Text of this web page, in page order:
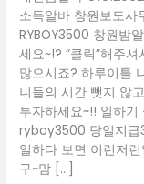
소득알바 창원보도사
RYBOY3500 창원밤
세요~!? “클릭”해주
많으시죠? 하루이틀
니들의 시간 뺏지 않
투자하세요~!! 일하
ryboy3500 당일지급
일하다 보면 이런저
구~맘 […]
바
창
원
고
소
득
알
바
창